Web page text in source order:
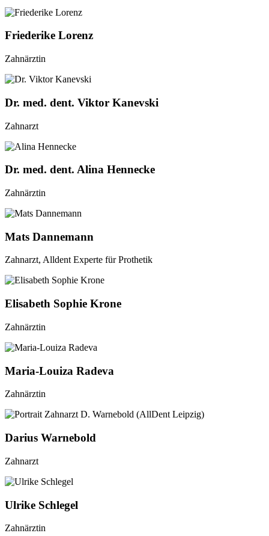
Friederike Lorenz
Zahnärztin
Dr. med. dent. Viktor Kanevski
Zahnarzt
Dr. med. dent. Alina Hennecke
Zahnärztin
Mats Dannemann
Zahnarzt, Alldent Experte für Prothetik
Elisabeth Sophie Krone
Zahnärztin
Maria-Louiza Radeva
Zahnärztin
Darius Warnebold
Zahnarzt
Ulrike Schlegel
Zahnärztin